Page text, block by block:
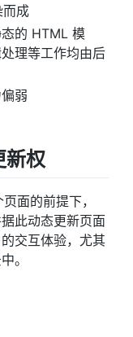
而成
的 HTML 模
理等工作均由后
弱
新权
面的前提下，
此动态更新页面
交互体验，尤其
。